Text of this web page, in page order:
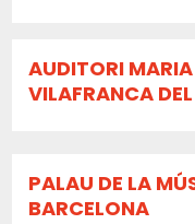
AUDITORI
VILAFRANCA DEL
PALAU DE LA
BARCELONA